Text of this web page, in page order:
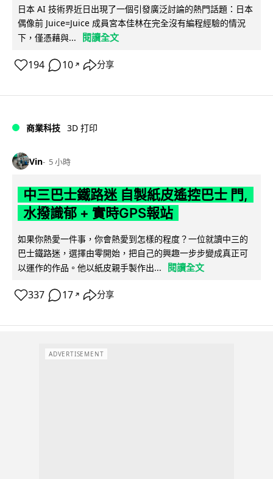
日本 AI 技術界近日出現了一個引發廣泛討論的熱門話題：日本
偶像前 Juice=Juice 成員宮本佳林在完全沒有編程經驗的情況
下，僅憑藉與...
閱讀全文
194 10 ↗ 分享
商業科技 3D 打印
Vin 5 小時
中三巴士鐵路迷 自製紙皮遙控巴士 門,
水撥識郁 + 實時GPS報站
如果你熱愛一件事，你會熱愛到怎樣的程度？一位就讀中三的
巴士鐵路迷，選擇由零開始，把自己的興趣一步步變成真正可
以運作的作品。他以紙皮親手製作出...
閱讀全文
337 17 ↗ 分享
ADVERTISEMENT